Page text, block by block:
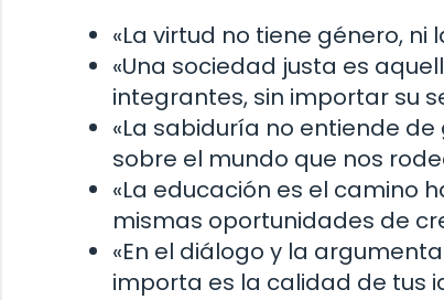
«La virtud no tiene género,
«Una sociedad justa es
integrantes, sin importar su
«La sabiduría no entiende
sobre el mundo que nos
«La educación es el camino
mismas oportunidades de
«En el diálogo y la
importa es la calidad de tus